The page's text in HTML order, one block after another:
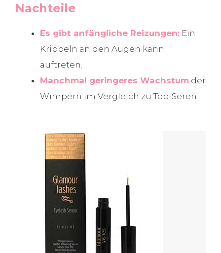
Nachteile
Es gibt anfängliche Reizungen: Ein
Kribbeln an den Augen kann
auftreten.
Manchmal geringeres Wachstum der
Wimpern im Vergleich zu Top-Seren